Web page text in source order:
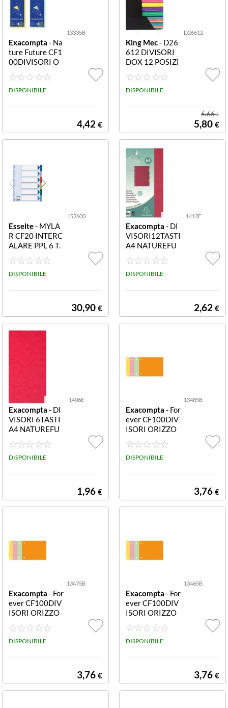
Neutro / colorato(3)
13335B
Exacompta - Na
ture Future CF1
00DIVISORI O
RIZZONTALI R
OSA 13335B C
F100DIVISORI
DISPONIBILE
4,42 €
D26612
King Mec- D26
612 DIVISORI
DOX 12 POSIZI
ONI DIVISORI
DOX 12 POSIZI
ONI
DISPONIBILE
6,66€
5,80 €
152600
Esselte- MYLA
R CF20 INTERC
ALARE PPL 6 T.
COLORS A4 15
260 Intercalare
PPL 6 tasti color
DISPONIBILE
30,90 €
1412E
Exacompta - DI
VISORI12TASTI
A4 NATUREFU
TURE 1412E Di
visori 12 tasti A
4 RealizzatI in c
DISPONIBILE
2,62 €
1406E
Exacompta - DI
VISORI 6TASTI
A4 NATUREFU
TURE 1406E Di
visori 6 tasti A4
RealizzatI in car
DISPONIBILE
1,96 €
13485B
Exacompta - For
ever CF100DIV
ISORI ORIZZO
NTALI2F GRIGI
O 13485B CF1
00DIVISORI O
DISPONIBILE
3,76 €
13475B
Exacompta - For
ever CF100DIV
ISORI ORIZZO
NTALI2F CAMO
SCI 13475B CF
100DIVISORI O
DISPONIBILE
3,76 €
13465B
Exacompta - For
ever CF100DIV
ISORI ORIZZO
NTALI2F 13465
B Realizzate in c
artoncino 200
DISPONIBILE
3,76 €